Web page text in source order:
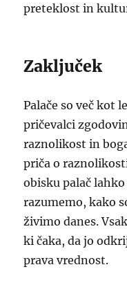
preteklost in
Zaključek
Palače so več kot
pričevalci
raznolikost in
priča o
obisku palač
razumemo, kako
živimo danes.
ki čaka, da jo
prava vrednost.